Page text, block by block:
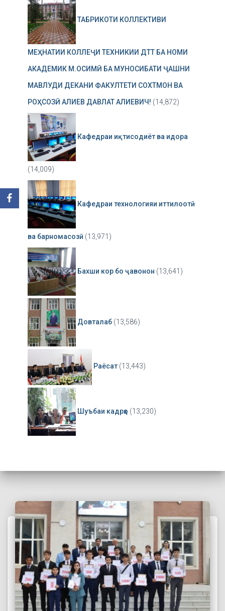
ТАБРИКОТИ КОЛЛЕКТИВИ
МЕҲНАТИИ КОЛЛЕҶИ ТЕХНИКИИ ДТТ БА НОМИ
АКАДЕМИК М.ОСИМӢ БА МУНОСИБАТИ ҶАШНИ
МАВЛУДИ ДЕКАНИ ФАКУЛТЕТИ СОХТМОН ВА
РОҲСОЗӢ АЛИЕВ ДАВЛАТ АЛИЕВИЧ! (14,872)
Кафедраи иқтисодиёт ва идора
(14,009)
Кафедраи технологияи иттилоотӣ
ва барномасозӣ (13,971)
Бахши кор бо ҷавонон (13,641)
Довталаб (13,586)
Раёсат (13,443)
Шуъбаи кадрҳо (13,230)